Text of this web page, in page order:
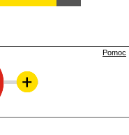
Pomoc